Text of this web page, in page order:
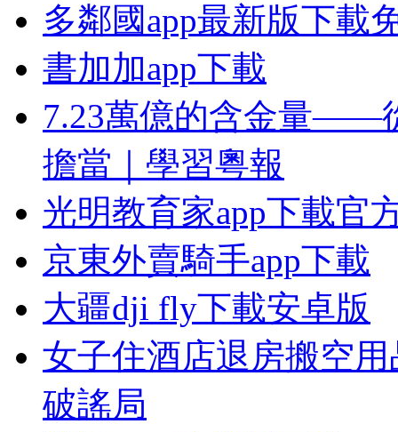
多鄰國app最新版下載
書加加app下載
7.23萬億的含金量——
擔當｜學習粵報
光明教育家app下載官
京東外賣騎手app下載
大疆dji fly下載安卓版
女子住酒店退房搬空
破謠局